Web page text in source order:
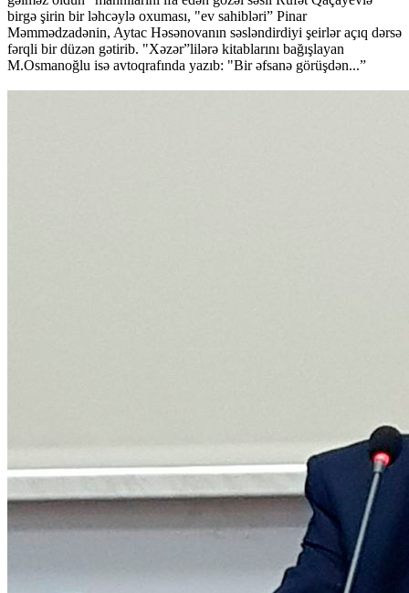
birgə şirin bir ləhcəylə oxuması, "ev sahibləri” Pinar
Məmmədzadənin, Aytac Həsənovanın səsləndirdiyi şeirlər açıq dərsə
fərqli bir düzən gətirib. "Xəzər”lilərə kitablarını bağışlayan
M.Osmanoğlu isə avtoqrafında yazıb: "Bir əfsanə görüşdən...”